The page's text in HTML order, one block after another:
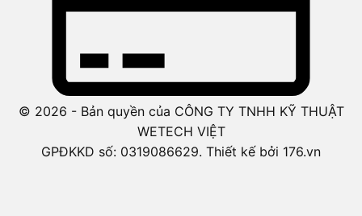
© 2026 - Bản quyền của CÔNG TY TNHH KỸ THUẬT
WETECH VIỆT
GPĐKKD số: 0319086629. Thiết kế bởi 176.vn